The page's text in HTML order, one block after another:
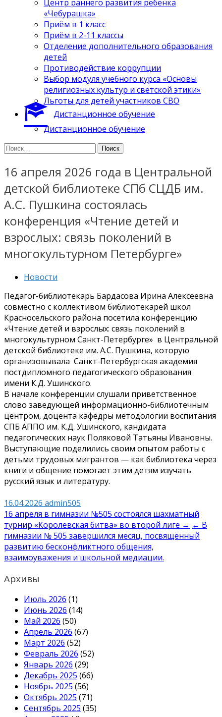
Центр раннего развития ребенка
«Чебурашка»
Приём в 1 класс
Приём в 2-11 классы
Отделение дополнительного образования
детей
Противодействие коррупции
Выбор модуля учебного курса «Основы
религиозных культур и светской этики»
Льготы для детей участников СВО
Дистанционное обучение
Дистанционное обучение
Найти:
16 апреля 2026 года в Центральной
детской библиотеке СПб СЦДБ им.
А.С. Пушкина состоялась
конференция «Чтение детей и
взрослых: связь поколений в
многокультурном Петербурге»
Новости
Педагог-библиотекарь Бардасова Ирина Алексеевна
совместно с коллективом библиотекарей школ
Красносельского района посетила конференцию
«Чтение детей и взрослых: связь поколений в
многокультурном Санкт-Петербурге» в Центральной
детской библиотеке им. А.С. Пушкина, которую
организовывала Санкт-Петербургская академия
постдипломного педагогического образования
имени К.Д. Ушинского.
В начале конференции слушали приветственное
слово заведующей информационно-библиотечным
центром, доцента кафедры методологии воспитания
СПБ АППО им. К.Д. Ушинского, кандидата
педагогических наук Поляковой Татьяны Ивановны.
Выступающие поделились своим опытом работы с
детьми трудовых мигрантов — как библиотека через
книги и общение помогает этим детям изучать
русский язык и литературу.
16.04.2026 admin505
Навигация
по
записям
16 апреля в гимназии №505 состоялся шахматный
турнир «Королевская битва» во второй лиге → ← В
гимназии № 505 завершился месяц, посвящённый
развитию бесконфликтного общения,
взаимоуважения и школьной медиации.
Архивы
Июль 2026 (1)
Июнь 2026 (14)
Май 2026 (50)
Апрель 2026 (67)
Март 2026 (52)
Февраль 2026 (52)
Январь 2026 (29)
Декабрь 2025 (66)
Ноябрь 2025 (56)
Октябрь 2025 (71)
Сентябрь 2025 (35)